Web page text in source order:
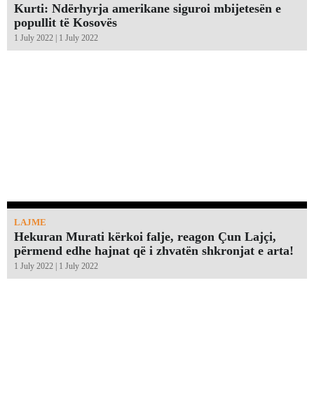
Kurti: Ndërhyrja amerikane siguroi mbijetesën e
popullit të Kosovës
1 July 2022 | 1 July 2022
LAJME
Hekuran Murati kërkoi falje, reagon Çun Lajçi,
përmend edhe hajnat që i zhvatën shkronjat e arta!￼
1 July 2022 | 1 July 2022